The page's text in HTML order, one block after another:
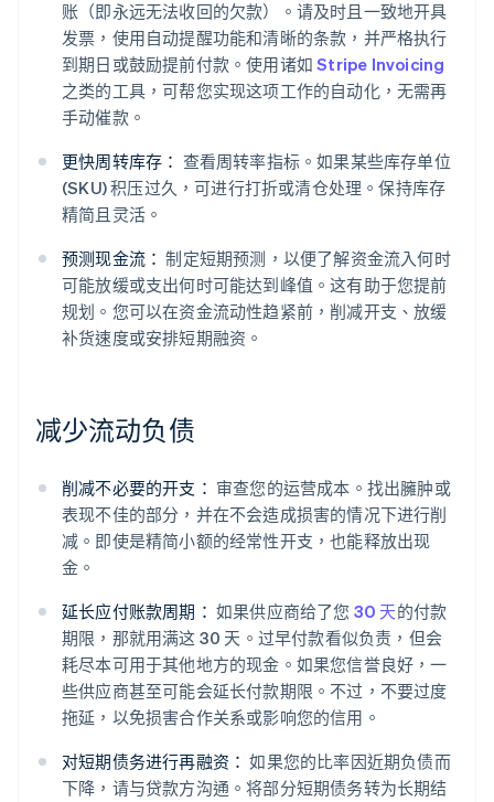
账（即永远无法收回的欠款）。请及时且一致地开具
发票，使用自动提醒功能和清晰的条款，并严格执行
到期日或鼓励提前付款。使用诸如Stripe Invoicing
之类的工具，可帮您实现这项工作的自动化，无需再
手动催款。
更快周转库存： 查看周转率指标。如果某些库存单位
(SKU) 积压过久，可进行打折或清仓处理。保持库存
精简且灵活。
预测现金流： 制定短期预测，以便了解资金流入何时
可能放缓或支出何时可能达到峰值。这有助于您提前
规划。您可以在资金流动性趋紧前，削减开支、放缓
补货速度或安排短期融资。
减少流动负债
削减不必要的开支： 审查您的运营成本。找出臃肿或
表现不佳的部分，并在不会造成损害的情况下进行削
减。即使是精简小额的经常性开支，也能释放出现
金。
延长应付账款周期： 如果供应商给了您 30 天的付款
期限，那就用满这 30 天。过早付款看似负责，但会
耗尽本可用于其他地方的现金。如果您信誉良好，一
些供应商甚至可能会延长付款期限。不过，不要过度
拖延，以免损害合作关系或影响您的信用。
对短期债务进行再融资： 如果您的比率因近期负债而
下降，请与贷款方沟通。将部分短期债务转为长期结